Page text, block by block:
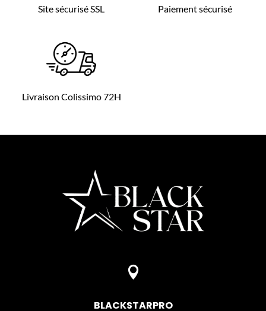
Site sécurisé SSL Paiement sécurisé
Livraison Colissimo 72H

BLACKSTARPRO